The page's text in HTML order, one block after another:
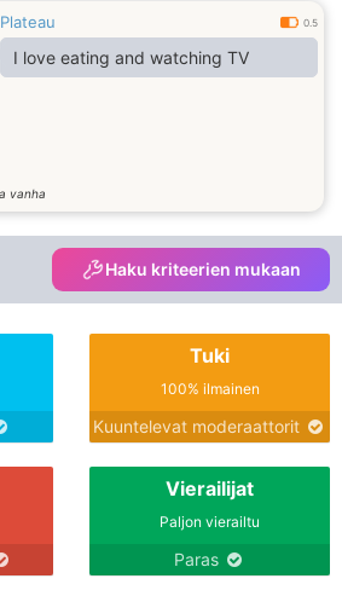
Plateau 0.5
I love eating and watching TV
vanha
Haku kriteerien mukaan
Tuki
100% ilmainen
Kuuntelevat moderaattorit
Vierailijat
Paljon vierailtu
Paras